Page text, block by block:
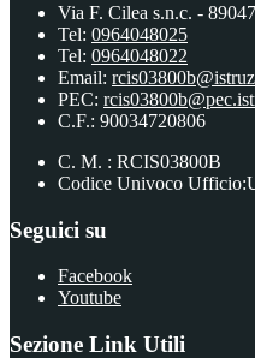
Via F. Cilea s.n.c. -
Tel: 0964048025
Tel: 0964048022
Email:
PEC:
C.F.: 90034720806
C. M. : RCIS03800B
Codice Univoco
Seguici su
Facebook
Youtube
Sezione Link Utili